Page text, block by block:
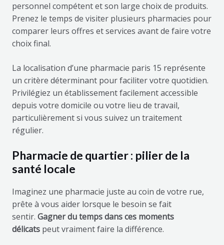
personnel compétent et son large choix de produits.
Prenez le temps de visiter plusieurs pharmacies pour
comparer leurs offres et services avant de faire votre
choix final.
La localisation d’une pharmacie paris 15 représente
un critère déterminant pour faciliter votre quotidien.
Privilégiez un établissement facilement accessible
depuis votre domicile ou votre lieu de travail,
particulièrement si vous suivez un traitement
régulier.
Pharmacie de quartier : pilier de la
santé locale
Imaginez une pharmacie juste au coin de votre rue,
prête à vous aider lorsque le besoin se fait
sentir. Gagner du temps dans ces moments
délicatspeut vraiment faire la différence.